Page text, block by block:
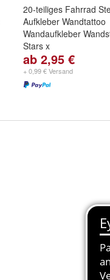
20-teiliges Fahrrad
Aufkleber Wandtattoo
Wandaufkleber
Stars x
Farbe: Schwarz
undweitere ...
ab 2,95 €
+ 0,99 € Versand